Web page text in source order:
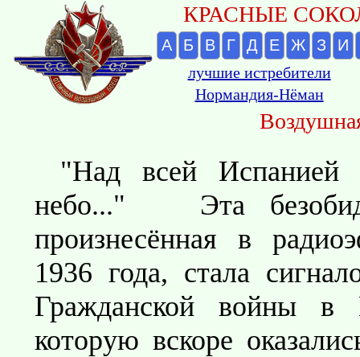
КРАСНЫЕ
А Б В Г Д Е Ж З И
лучшие истребители
Нормандия-Нёман
"Над всей Испанией
небо..." Эта
произнесённая в
1936 года, стала
Гражданской войны в
которую вскоре